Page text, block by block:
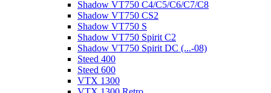
Shadow VT750 C4/C5/C6/C7/C8
Shadow VT750 CS2
Shadow VT750 S
Shadow VT750 Spirit C2
Shadow VT750 Spirit DC (...-08)
Steed 400
Steed 600
VTX 1300